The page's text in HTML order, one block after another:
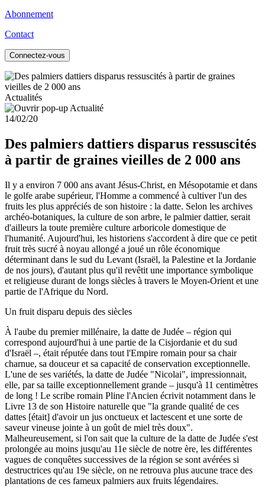
Abonnement
Contact
Connectez-vous
Actualités
14/02/20
Des palmiers dattiers disparus ressuscités
à partir de graines vieilles de 2 000 ans
Il y a environ 7 000 ans avant Jésus-Christ, en Mésopotamie et dans
le golfe arabe supérieur, l'Homme a commencé à cultiver l'un des
fruits les plus appréciés de son histoire : la datte. Selon les archives
archéo-botaniques, la culture de son arbre, le palmier dattier, serait
d'ailleurs la toute première culture arboricole domestique de
l'humanité. Aujourd'hui, les historiens s'accordent à dire que ce petit
fruit très sucré à noyau allongé a joué un rôle économique
déterminant dans le sud du Levant (Israël, la Palestine et la Jordanie
de nos jours), d'autant plus qu'il revêtit une importance symbolique
et religieuse durant de longs siècles à travers le Moyen-Orient et une
partie de l'Afrique du Nord.
Un fruit disparu depuis des siècles
À l'aube du premier millénaire, la datte de Judée – région qui
correspond aujourd'hui à une partie de la Cisjordanie et du sud
d'Israël –, était réputée dans tout l'Empire romain pour sa chair
charnue, sa douceur et sa capacité de conservation exceptionnelle.
L'une de ses variétés, la datte de Judée "Nicolai", impressionnait,
elle, par sa taille exceptionnellement grande – jusqu'à 11 centimètres
de long ! Le scribe romain Pline l'Ancien écrivit notamment dans le
Livre 13 de son Histoire naturelle que "la grande qualité de ces
dattes [était] d'avoir un jus onctueux et lactescent et une sorte de
saveur vineuse jointe à un goût de miel très doux".
Malheureusement, si l'on sait que la culture de la datte de Judée s'est
prolongée au moins jusqu'au 11e siècle de notre ère, les différentes
vagues de conquêtes successives de la région se sont avérées si
destructrices qu'au 19e siècle, on ne retrouva plus aucune trace des
plantations de ces fameux palmiers aux fruits légendaires.